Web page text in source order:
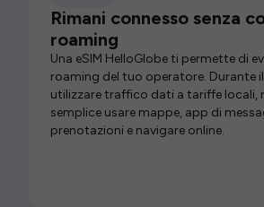
Rimani connesso senza
roaming
Una eSIM HelloGlobe ti permette di
roaming del tuo operatore. Durante
utilizzare traffico dati a tariffe locali,
semplice usare mappe, app di
prenotazioni e navigare online.